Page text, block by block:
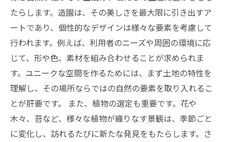
たらします。造園は、その美しさを最大限に引き出すア
ートであり、個性的なデザインは様々な要素を考慮して
行われます。例えば、利用者のニーズや周囲の環境に応
じて、形や色、素材を組み合わせることが求められま
す。ユニークな空間を作るためには、まず土地の特性を
理解し、その場所ならではの自然の要素を取り入れるこ
とが肝要です。 また、植物の選定も重要です。花や
木々、苔など、様々な植物が織りなす景観は、季節ごと
に変化し、訪れるたびに新たな発見をもたらします。さ